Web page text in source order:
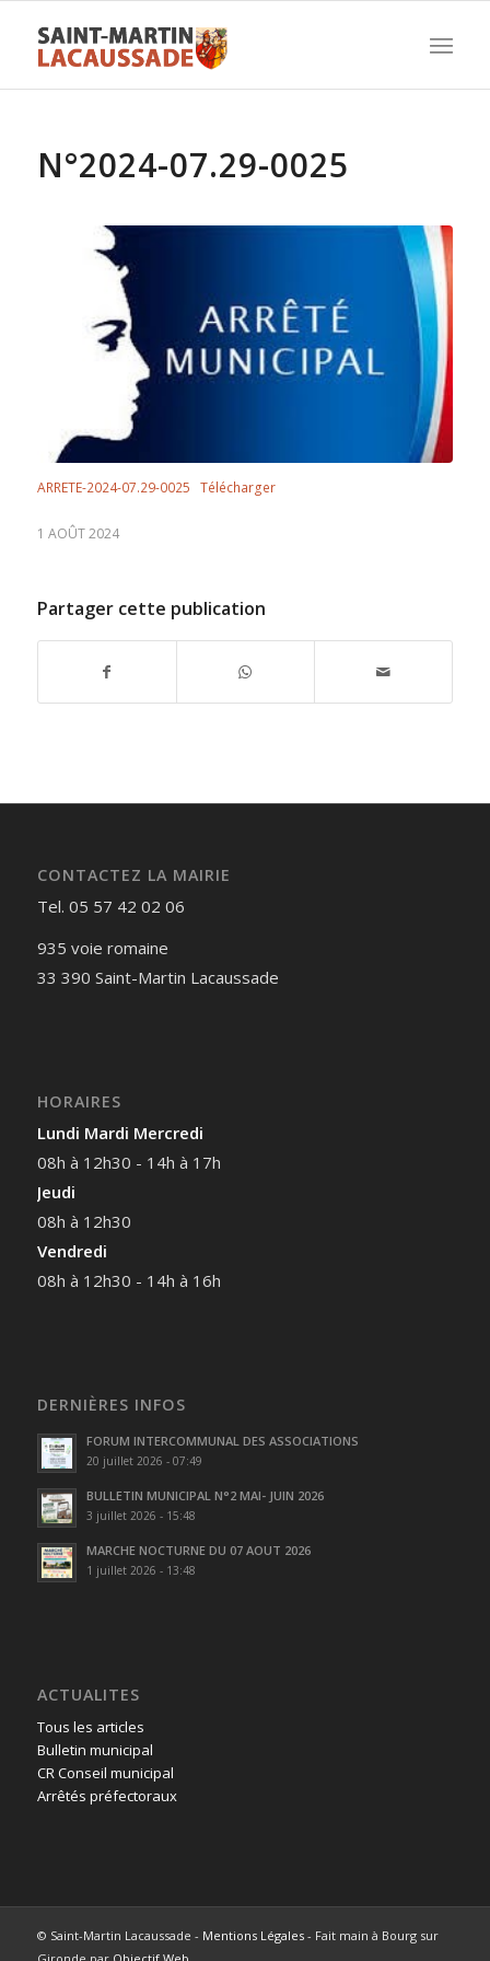
N°2024-07.29-0025
ARRETE-2024-07.29-0025 Télécharger
1 AOÛT 2024
Partager cette publication
CONTACTEZ LA MAIRIE
Tel. 05 57 42 02 06
935 voie romaine
33 390 Saint-Martin Lacaussade
HORAIRES
Lundi Mardi Mercredi
08h à 12h30 - 14h à 17h
Jeudi
08h à 12h30
Vendredi
08h à 12h30 - 14h à 16h
DERNIÈRES INFOS
FORUM INTERCOMMUNAL DES ASSOCIATIONS
20 juillet 2026 - 07:49
BULLETIN MUNICIPAL N°2 MAI- JUIN 2026
3 juillet 2026 - 15:48
MARCHE NOCTURNE DU 07 AOUT 2026
1 juillet 2026 - 13:48
ACTUALITES
Tous les articles
Bulletin municipal
CR Conseil municipal
Arrêtés préfectoraux
© Saint-Martin Lacaussade - Mentions Légales- Fait main à Bourg sur